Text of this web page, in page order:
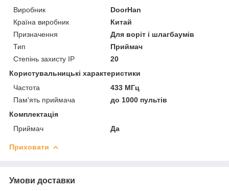
Виробник
DoorHan
Країна виробник
Китай
Призначення
Для воріт і шлагбаумів
Тип
Приймач
Степінь захисту IP
20
Користувальницькі характеристики
Частота
433 МГц
Пам'ять приймача
до 1000 пультів
Комплектація
Приймач
Да
Приховати
Умови доставки